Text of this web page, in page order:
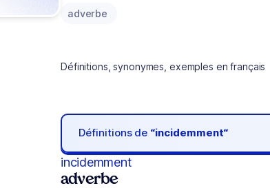
adverbe
Définitions, synonymes, exemples en français
Définitions de “incidemment“
incidemment
adverbe